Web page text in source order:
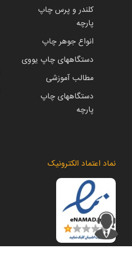
کلندر و پرس چاپ
پارچه
انواع جوهر چاپ
دستگاههای چاپ یووی
مطالب آموزشی
دستگاههای چاپ
پارچه
نماد اعتماد الکترونیک